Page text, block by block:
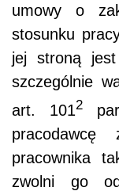
umowy o
stosunku
jej stroną jest
szczególnie
art. 1012
pracodawcę
pracownika
zwolni go